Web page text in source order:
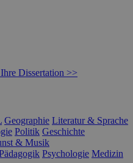
Dissertation >>
Geographie Literatur & Sprache
Politik Geschichte
& Musik
Psychologie Medizin